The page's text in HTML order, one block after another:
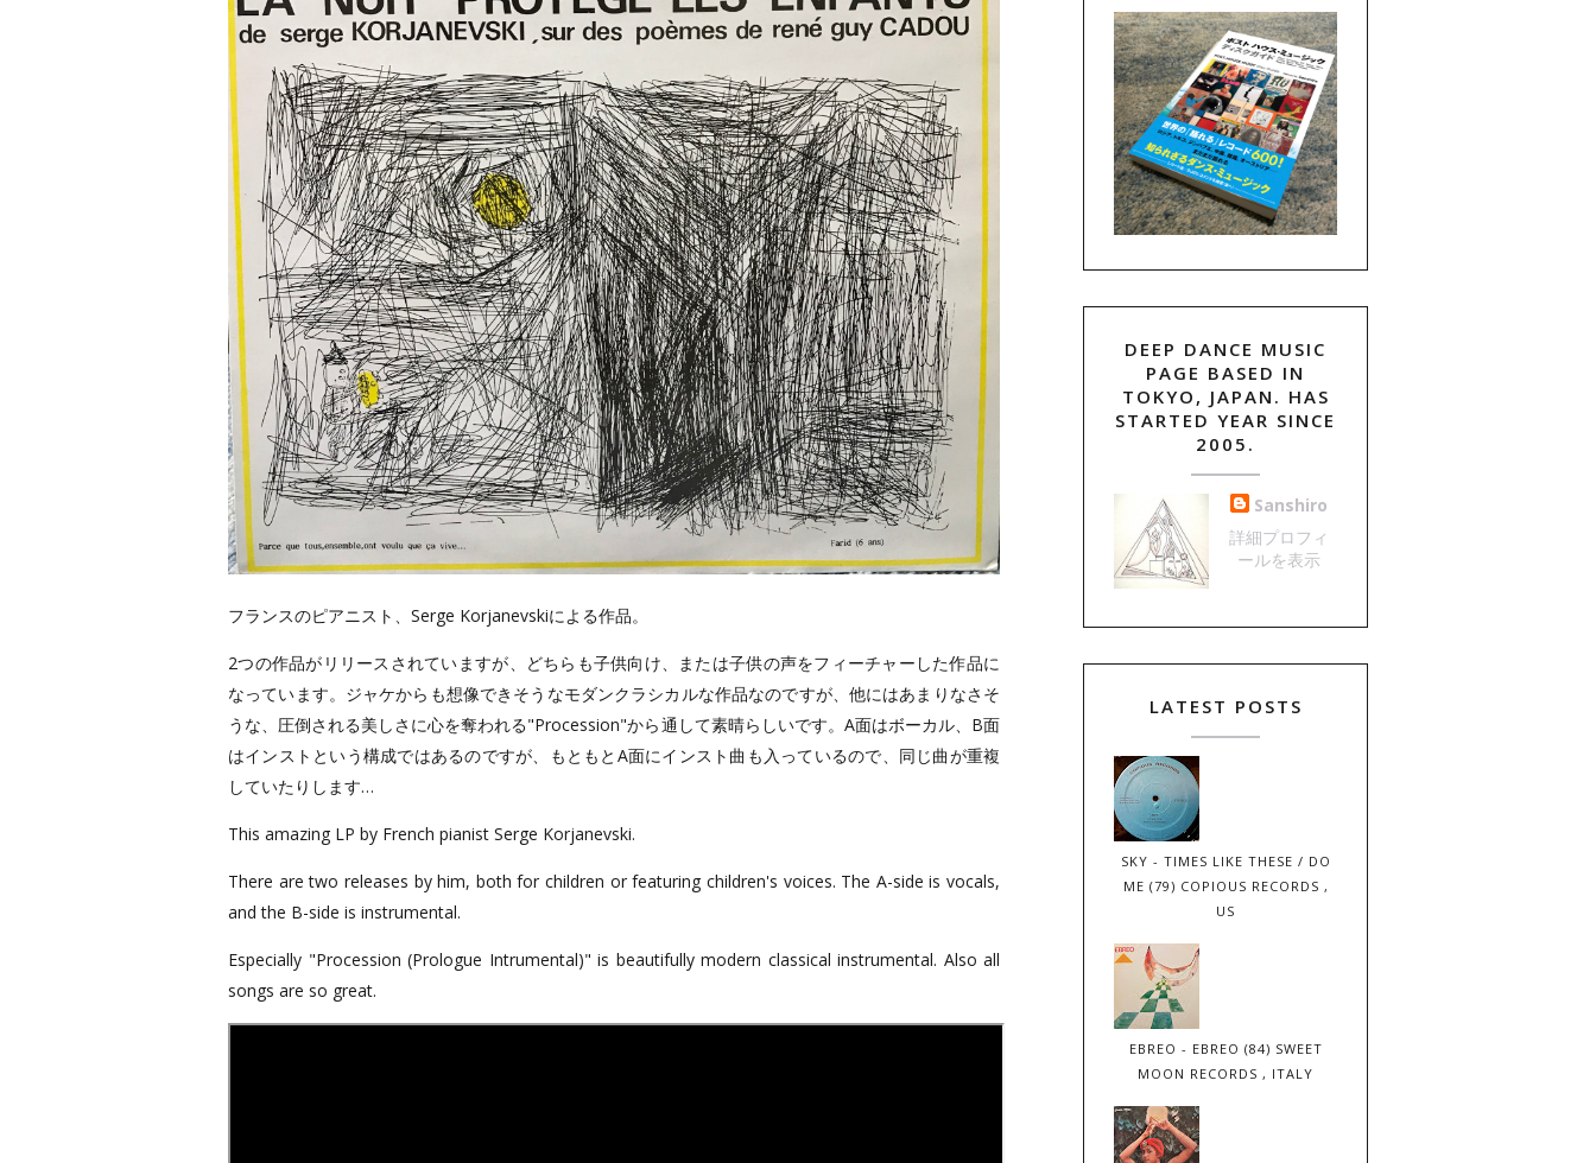
フランスのピアニスト、Serge Korjanevskiによる作品。
2つの作品がリリースされていますが、どちらも子供向け、または子供の声をフィーチャーした作品に
なっています。ジャケからも想像できそうなモダンクラシカルな作品なのですが、他にはあまりなさそ
うな、圧倒される美しさに心を奪われる"Procession"から通して素晴らしいです。A面はボーカル、B面
はインストという構成ではあるのですが、もともとA面にインスト曲も入っているので、同じ曲が重複
していたりします…
This amazing LP by French pianist Serge Korjanevski.
There are two releases by him, both for children or featuring children's voices. The A-side is vocals,
and the B-side is instrumental.
Especially "Procession (Prologue Intrumental)" is beautifully modern classical instrumental. Also all
songs are so great.
DEEP DANCE MUSIC
PAGE BASED IN
TOKYO, JAPAN. HAS
STARTED YEAR SINCE
2005.
Sanshiro
詳細プロフィ
ールを表示
LATEST POSTS
SKY - TIMES LIKE THESE / DO
ME (79) COPIOUS RECORDS ,
US
EBREO - EBREO (84) SWEET
MOON RECORDS , ITALY